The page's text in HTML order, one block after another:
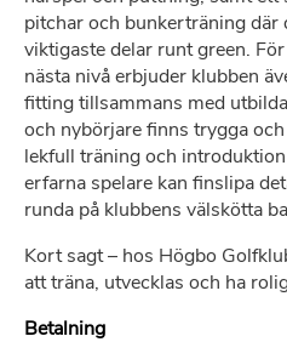
pitchar och bunkerträning där
viktigaste delar runt green.
nästa nivå erbjuder klubben
fitting tillsammans med
och nybörjare finns trygga
lekfull träning och
erfarna spelare kan finslipa
runda på klubbens välskötta
Kort sagt – hos Högbo
att träna, utvecklas och ha
Betalning